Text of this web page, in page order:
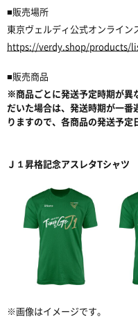
■販売場所
東京ヴェルディ公式オンライン
https://verdy.shop/products/
■販売商品
※商品ごとに発送予定時期が異
だいた場合は、発送時期が一番
りますので、各商品の発送予定
Ｊ１昇格記念アスレタTシャツ
※画像はイメージです。